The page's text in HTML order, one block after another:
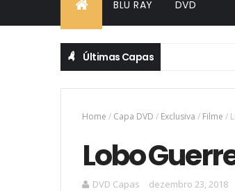
BLU RAY DVD
Últimas Capas
Home / Capa DVD / Exclusiva / Filme /
Lobo
DVD Capas dezembro 23, 2018